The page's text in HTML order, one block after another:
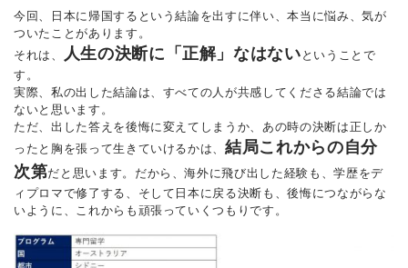
今回、日本に帰国するという結論を出すに伴い、本当に悩み、気が
ついたことがあります。
それは、
人生の決断に「正解」なはない ということで
す。
実際、私の出した結論は、すべての人が共感してくださる結論では
ないと思います。
ただ、出した答えを後悔に変えてしまうか、あの時の決断は正しか
ったと胸を張って生きていけるかは、結局これからの自分
次第だと思います。だから、海外に飛び出した経験も、学歴をデ
ィプロマで修了する、そして日本に戻る決断も、後悔につながらな
いように、これからも頑張っていくつもりです。